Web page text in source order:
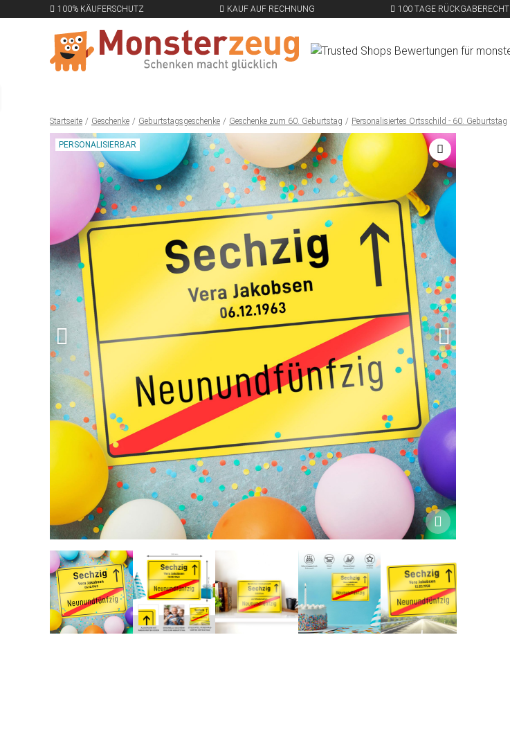
100% KÄUFERSCHUTZ KAUF AUF RECHNUNG 100 TAGE RÜCKGABERECHT
Startseite Geschenke Geburtstagsgeschenke Geschenke zum 60. Geburtstag Personalisiertes Ortsschild - 60. Geburtstag
PERSONALISIERBAR